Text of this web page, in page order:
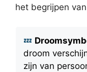
het begrijpen
droom
zijn van